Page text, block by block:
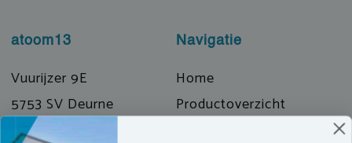
atoom13
Vuurijzer 9E
5753 SV Deurne
T: 0493 319072
Navigatie
Home
Productoverzicht